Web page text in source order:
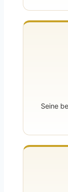
Seine